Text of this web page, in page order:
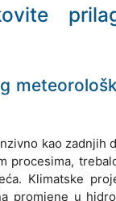
kao zadnjih
Klimatske
promjene u